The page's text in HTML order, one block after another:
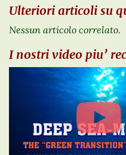
Ulteriori articoli su
Nessun articolo correlato.
I nostri video piu’